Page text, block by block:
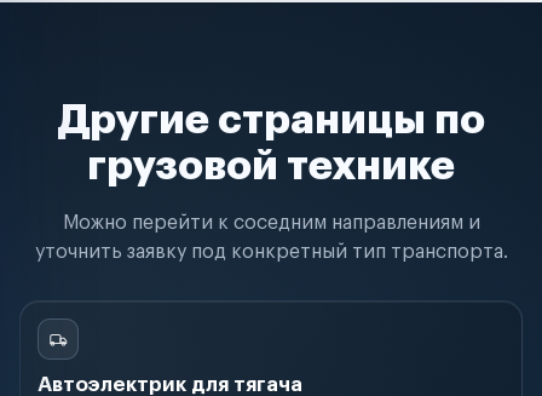
Другие страницы по
грузовой технике
Можно перейти к соседним направлениям и
уточнить заявку под конкретный тип транспорта.
Автоэлектрик для тягача